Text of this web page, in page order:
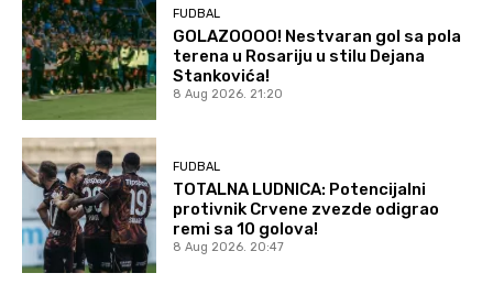
FUDBAL
GOLAZOOOO! Nestvaran gol sa pola
terena u Rosariju u stilu Dejana
Stankovića!
8 Aug 2026. 21:20
FUDBAL
TOTALNA LUDNICA: Potencijalni
protivnik Crvene zvezde odigrao
remi sa 10 golova!
8 Aug 2026. 20:47